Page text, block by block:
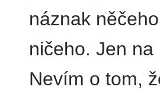
náznak
ničeho. Jen
Nevím o tom,